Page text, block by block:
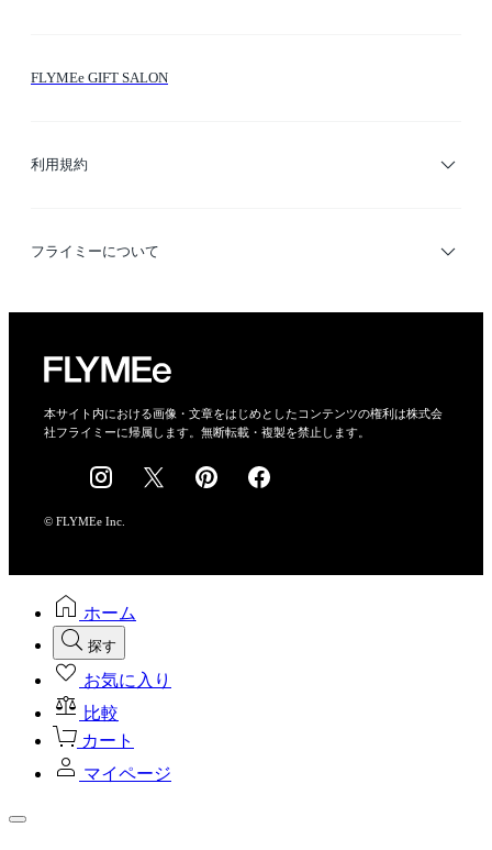
FLYMEe GIFT SALON
利用規約
利用規約
フライミーについて
会社概要
採用情報
本サイト内における画像・文章をはじめとしたコンテンツの権利は株式会
社フライミーに帰属します。無断転載・複製を禁止します。
© FLYMEe Inc.
ホーム
探す
お気に入り
比較
カート
マイページ